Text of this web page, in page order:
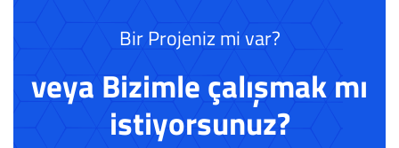
Bir Projeniz mi var?
veya Bizimle çalışmak mı
istiyorsunuz?